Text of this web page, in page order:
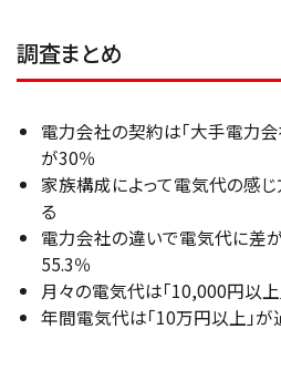
調査まとめ
電力会社の契約は「大手電力会
が30％
家族構成によって電気代の感
る
電力会社の違いで電気代に差が
55.3％
月々の電気代は「10,000円以
年間電気代は「10万円以上」が